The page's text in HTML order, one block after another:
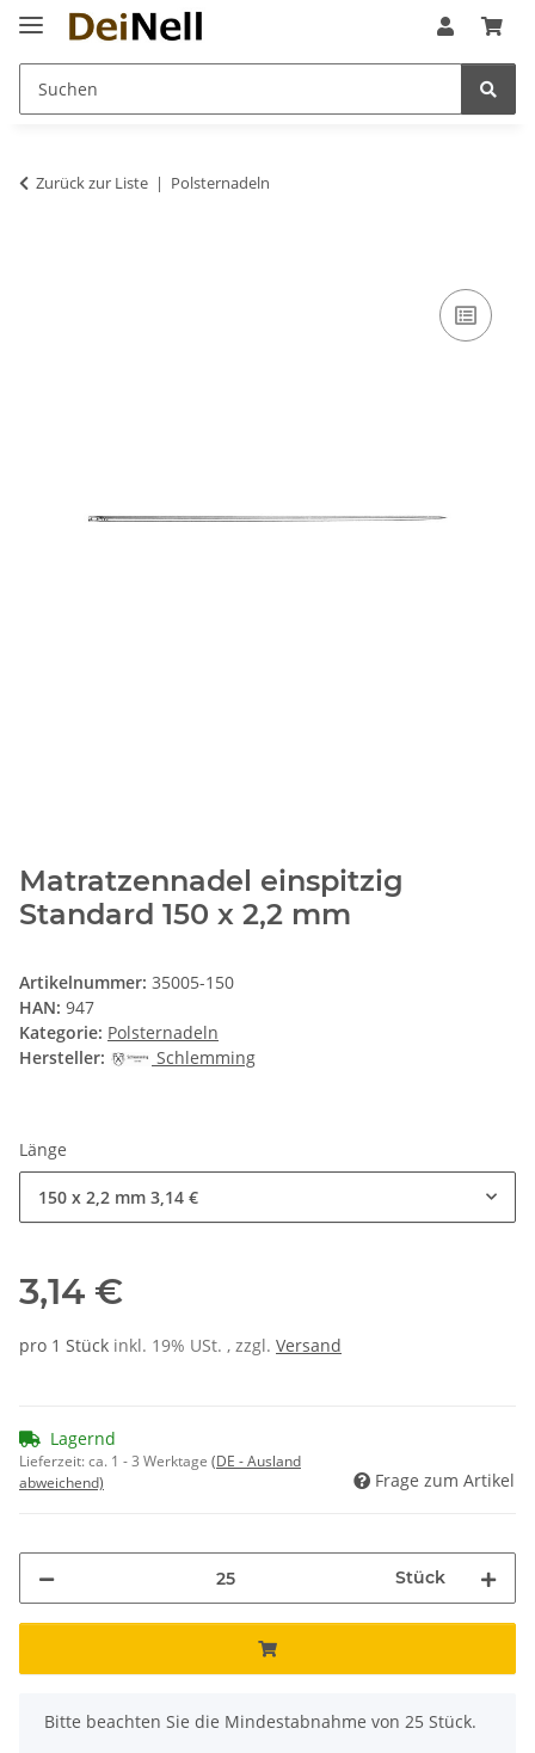
Zurück zur Liste Polsternadeln
Matratzennadel einspitzig
Standard 150 x 2,2 mm
Artikelnummer: 35005-150
HAN: 947
Kategorie: Polsternadeln
Hersteller:
Schlemming
Länge
150 x 2,2 mm 3,14 €
3,14 €
pro 1 Stück inkl. 19% USt. , zzgl. Versand
Lagernd
Lieferzeit:ca. 1 - 3 Werktage (DE - Ausland
abweichend)
Frage zum Artikel
Stück
x
Bitte beachten Sie die Mindestabnahme von 25 Stück.